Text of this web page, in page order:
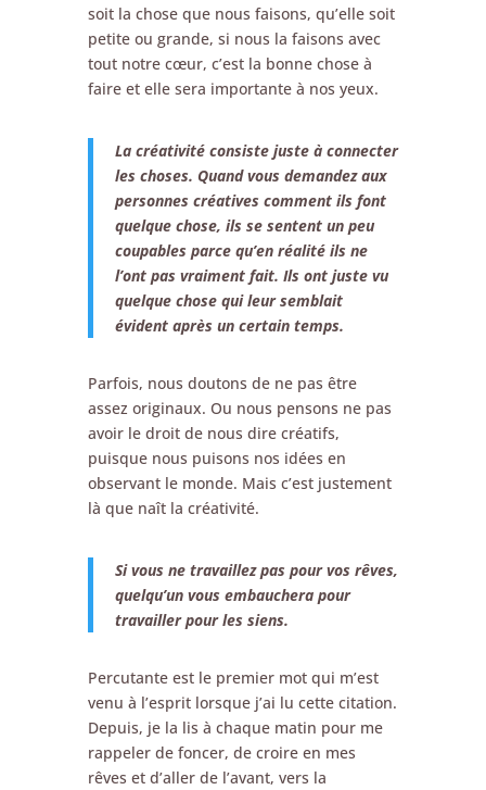
soit la chose que nous faisons, qu’elle soit
petite ou grande, si nous la faisons avec
tout notre cœur, c’est la bonne chose à
faire et elle sera importante à nos yeux.
La créativité consiste juste à connecter
les choses. Quand vous demandez aux
personnes créatives comment ils font
quelque chose, ils se sentent un peu
coupables parce qu’en réalité ils ne
l’ont pas vraiment fait. Ils ont juste vu
quelque chose qui leur semblait
évident après un certain temps.
Parfois, nous doutons de ne pas être
assez originaux. Ou nous pensons ne pas
avoir le droit de nous dire créatifs,
puisque nous puisons nos idées en
observant le monde. Mais c’est justement
là que naît la créativité.
Si vous ne travaillez pas pour vos rêves,
quelqu’un vous embauchera pour
travailler pour les siens.
Percutante est le premier mot qui m’est
venu à l’esprit lorsque j’ai lu cette citation.
Depuis, je la lis à chaque matin pour me
rappeler de foncer, de croire en mes
rêves et d’aller de l’avant, vers la